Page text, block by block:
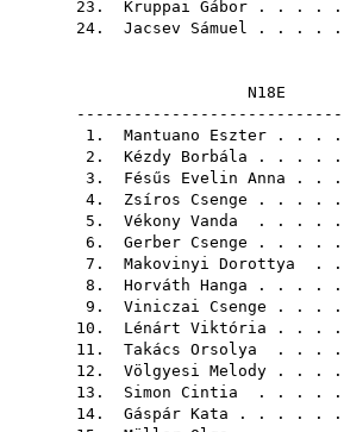
23. Kruppai Gábor . . . .
24. Jacsev Sámuel . . . .
1. Mantuano Eszter . . .
2. Kézdy Borbála . . . .
3. Fésűs Evelin Anna . .
4. Zsíros Csenge . . . .
5. Vékony Vanda . . . .
6. Gerber Csenge . . . .
7. Makovinyi Dorottya .
8. Horváth Hanga . . . .
9. Viniczai Csenge . . .
10. Lénárt Viktória . . .
11. Takács Orsolya . . .
12. Völgyesi Melody . . .
13. Simon Cintia . . . .
14. Gáspár Kata . . . . .